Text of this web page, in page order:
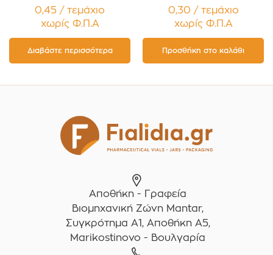
Κοβαλτίου για
Αιθέρια Έλαια,
Βάμματα Συσκευασία
12 τεμαχίων
0,45 / τεμάχιο
χωρίς Φ.Π.Α
Διαβάστε περισσότερα
Κρέμες, Έλαια,
Σαμπουάν ,
Αφρόλουτρα ,
Αντηλιακά
Συσκευασία 12
τεμαχίων
0,30 / τεμάχιο
χωρίς Φ.Π.Α
Προσθήκη στο καλάθι
Αποθήκη - Γραφεία
Βιομηχανική Ζώνη Mantar,
Συγκρότημα A1, Αποθήκη Α5,
Marikostinovo - Βουλγαρία